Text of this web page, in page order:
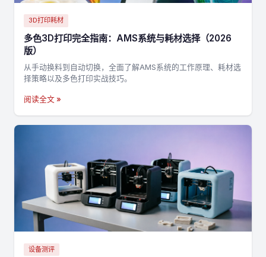
3D打印耗材
多色3D打印完全指南：AMS系统与耗材选择（2026
版）
从手动换料到自动切换，全面了解AMS系统的工作原理、耗材选
择策略以及多色打印实战技巧。
阅读全文 »
设备测评